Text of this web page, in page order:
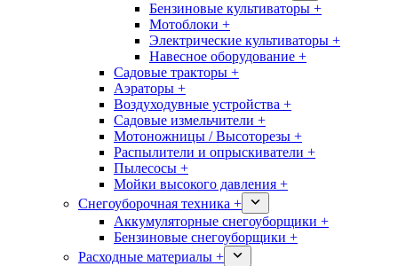
Бензиновые культиваторы +
Мотоблоки +
Электрические культиваторы +
Навесное оборудование +
Садовые тракторы +
Аэраторы +
Воздуходувные устройства +
Садовые измельчители +
Мотоножницы / Высоторезы +
Распылители и опрыскиватели +
Пылесосы +
Мойки высокого давления +
Снегоуборочная техника +
Аккумуляторные снегоуборщики +
Бензиновые снегоуборщики +
Расходные материалы +